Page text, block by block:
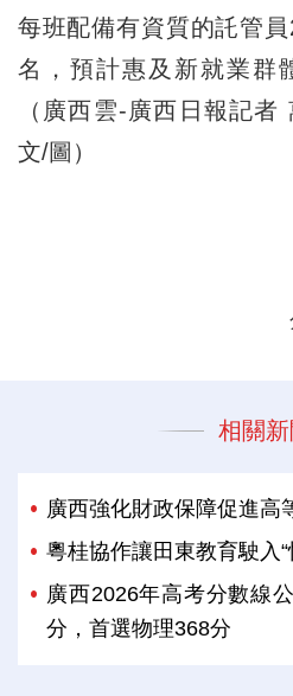
每班配備有資質的託管
名，預計惠及新就業群
（廣西雲-廣西日報記
文/圖）
相關新
廣西強化財政保障促進高
粵桂協作讓田東教育駛入“
廣西2026年高考分數線
分，首選物理368分